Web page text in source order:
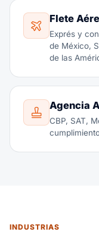
Flete
Exprés y
de México,
de las
Agencia
CBP, SAT,
INDUSTRIAS